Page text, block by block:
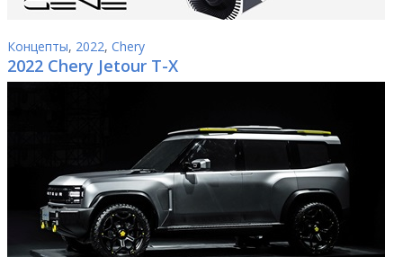
Концепты, 2022, Chery
2022 Chery Jetour T-X